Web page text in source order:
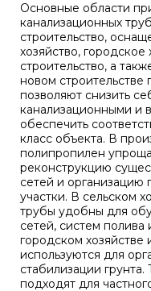
Основные области
канализационных
строительство,
хозяйство,
строительство, а
новом
позволяют снизить
канализационными и
обеспечить
класс объекта. В
полипропилен
реконструкцию
сетей и организацию
участки. В сельском
трубы удобны для
сетей, систем
городском
используются для
стабилизации
подходят для